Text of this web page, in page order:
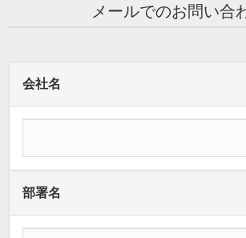
メールでのお問い合
会社名
部署名